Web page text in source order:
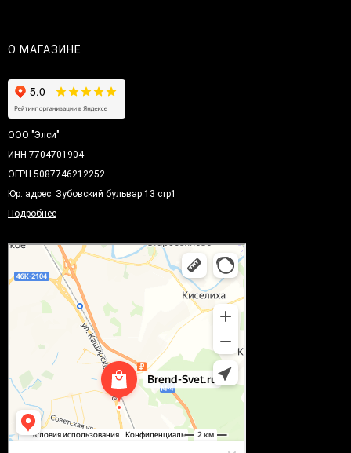
О МАГАЗИНЕ
ООО "Элси"
ИНН 7704701904
ОГРН 5087746212252
Юр. адрес: Зубовский бульвар 13 стр1
Подробнее